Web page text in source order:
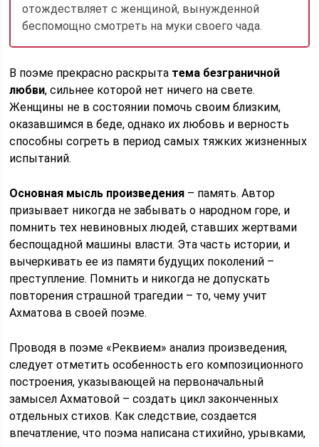
отождествляет с женщиной, вынужденной
беспомощно смотреть на муки своего чада.
В поэме прекрасно раскрыта тема безграничной
любви, сильнее которой нет ничего на свете.
Женщины не в состоянии помочь своим близким,
оказавшимся в беде, однако их любовь и верность
способны согреть в период самых тяжких жизненных
испытаний.
Основная мысль произведения – память. Автор
призывает никогда не забывать о народном горе, и
помнить тех невиновных людей, ставших жертвами
беспощадной машины власти. Эта часть истории, и
вычеркивать ее из памяти будущих поколений –
преступление. Помнить и никогда не допускать
повторения страшной трагедии – то, чему учит
Ахматова в своей поэме.
Проводя в поэме «Реквием» анализ произведения,
следует отметить особенность его композиционного
построения, указывающей на первоначальный
замысел Ахматовой – создать цикл законченных
отдельных стихов. Как следствие, создается
впечатление, что поэма написана стихийно, урывками,